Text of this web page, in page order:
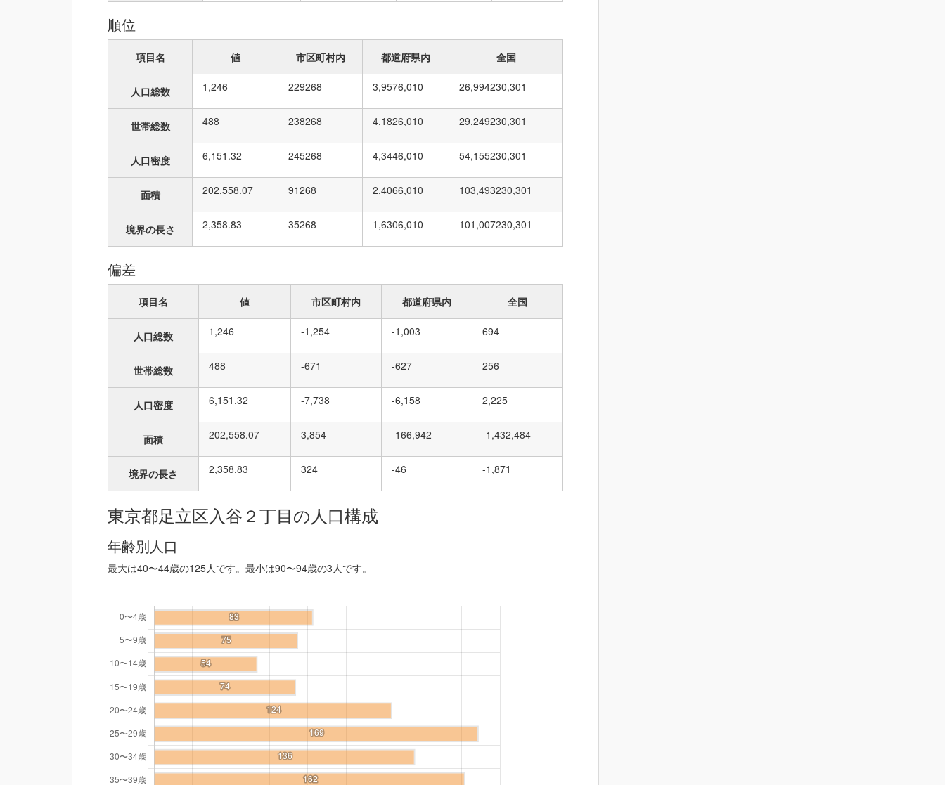
順位
項目名 値 市区町村内 都道府県内 全国
人口総数 1,246 229268 3,9576,010 26,994230,301
世帯総数 488 238268 4,1826,010 29,249230,301
人口密度 6,151.32 245268 4,3446,010 54,155230,301
面積 202,558.07 91268 2,4066,010 103,493230,301
境界の長さ 2,358.83 35268 1,6306,010 101,007230,301
偏差
項目名 値 市区町村内 都道府県内 全国
人口総数 1,246 -1,254 -1,003 694
世帯総数 488 -671 -627 256
人口密度 6,151.32 -7,738 -6,158 2,225
面積 202,558.07 3,854 -166,942 -1,432,484
境界の長さ 2,358.83 324 -46 -1,871
東京都足立区入谷２丁目の人口構成
年齢別人口
最大は40〜44歳の125人です。最小は90〜94歳の3人です。